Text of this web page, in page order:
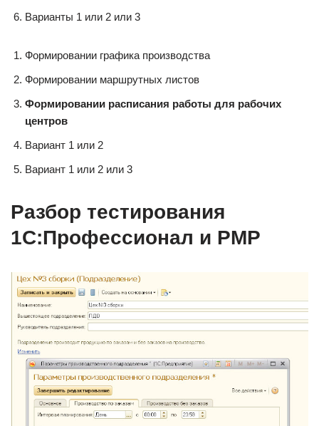
Варианты 1 или 2 или 3
Формировании графика производства
Формировании маршрутных листов
Формировании расписания работы для рабочих
центров
Вариант 1 или 2
Вариант 1 или 2 или 3
Разбор тестирования
1С:Профессионал и PMP